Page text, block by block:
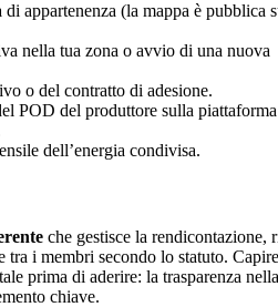
di appartenenza (la mappa è pubblica
nella tua zona o avvio di una nuova
o del contratto di adesione.
POD del produttore sulla
dell’energia condivisa.
che gestisce la rendicontazione,
i membri secondo lo statuto.
prima di aderire: la trasparenza nella
chiave.